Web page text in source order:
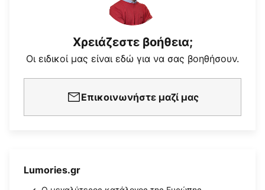
Χρειάζεστε βοήθεια;
Οι ειδικοί μας είναι εδώ για να σας βοηθήσουν.
Επικοινωνήστε μαζί μας
Lumories.gr